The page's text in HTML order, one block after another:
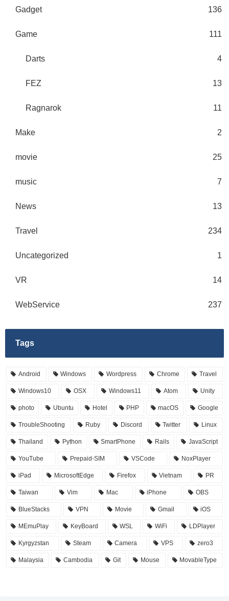
Gadget 136
Game 111
Darts 4
FEZ 13
Ragnarok 11
Make 2
movie 25
music 7
News 13
Travel 234
Uncategorized 1
VR 14
WebService 237
Tags
Android Windows Wordpress Chrome Travel
Windows10 OSX Windows11 Atom Unity
photo Ubuntu Hotel PHP macOS Google
TroubleShooting Ruby Discord Twitter Linux
Thailand Python SmartPhone Rails JavaScript
YouTube Prepaid-SIM VSCode NoxPlayer
iPad MicrosoftEdge Firefox Vietnam PR
Taiwan Vim Mac iPhone OBS
BlueStacks VPN Movie Gmail iOS
MEmuPlay KeyBoard WSL WiFi LDPlayer
Kyrgyzstan Steam Camera VPS zero3
Malaysia Cambodia Git Mouse MovableType